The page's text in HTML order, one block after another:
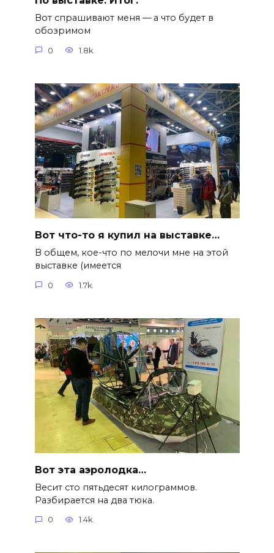
Вот спрашивают меня — а что будет в
обозримом
0 1.8k.
Вот что-то я купил на выставке…
В общем, кое-что по мелочи мне на этой
выставке (имеется
0 1.7k.
Вот эта аэролодка…
Весит сто пятьдесят килограммов.
Разбирается на два тюка.
0 1.4k.